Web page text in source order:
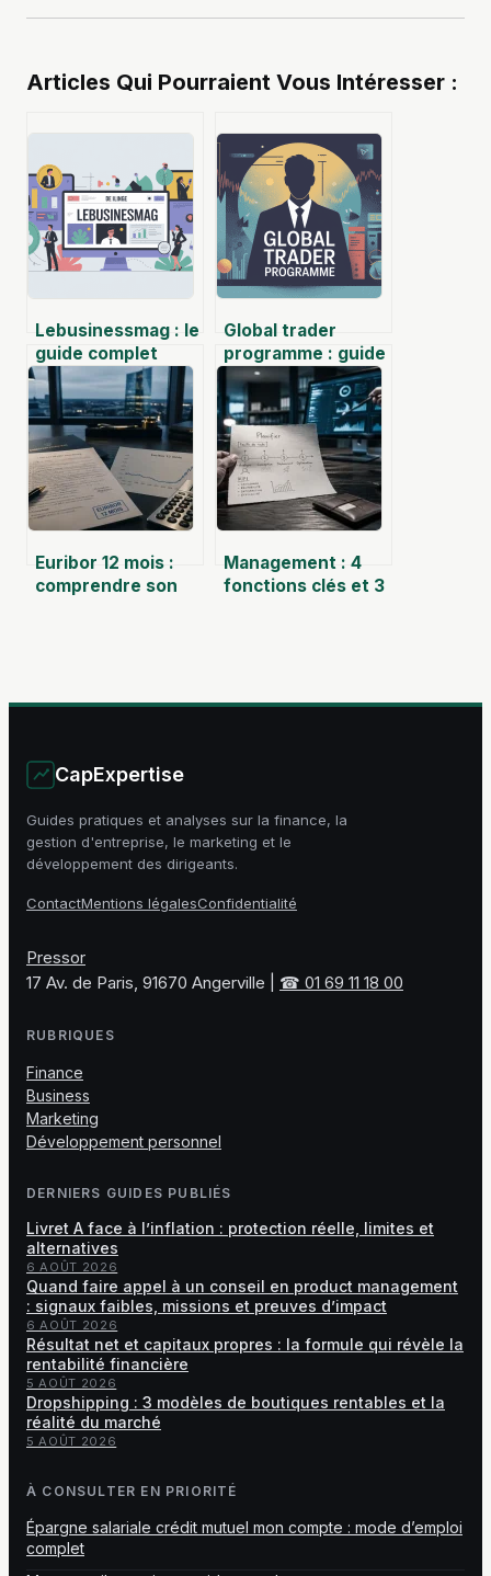
Articles Qui Pourraient Vous Intéresser :
Lebusinessmag : le
guide complet
pour comprendre
ce média business
en ligne
Global trader
programme : guide
complet pour
choisir la bonne
formation
Euribor 12 mois :
comprendre son
Management : 4
fonctions clés et 3
CapExpertise
Guides pratiques et analyses sur la finance, la
gestion d'entreprise, le marketing et le
développement des dirigeants.
ContactMentions légalesConfidentialité
Pressor
17 Av. de Paris, 91670 Angerville
☎ 01 69 11 18 00
RUBRIQUES
Finance
Business
Marketing
Développement personnel
DERNIERS GUIDES PUBLIÉS
Livret A face à l’inflation : protection réelle, limites et
alternatives
6 AOÛT 2026
Quand faire appel à un conseil en product management
: signaux faibles, missions et preuves d’impact
6 AOÛT 2026
Résultat net et capitaux propres : la formule qui révèle la
rentabilité financière
5 AOÛT 2026
Dropshipping : 3 modèles de boutiques rentables et la
réalité du marché
5 AOÛT 2026
À CONSULTER EN PRIORITÉ
Épargne salariale crédit mutuel mon compte : mode d’emploi
complet